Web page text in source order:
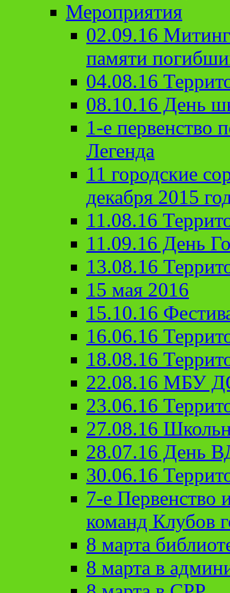
Мероприятия
02.09.16
памяти
04.08.16
08.10.16 День
1-е первенство
Легенда
11 городские
декабря 2015
11.08.16
11.09.16 День
13.08.16
15 мая 2016
15.10.16
16.06.16
18.08.16
22.08.16 МБУ
23.06.16
27.08.16
28.07.16 День
30.06.16
7-е Первенство
команд Клубов
8 марта
8 марта в